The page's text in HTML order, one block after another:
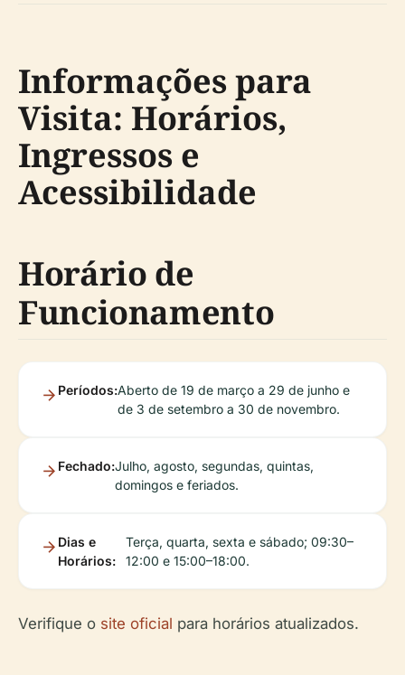
Informações para
Visita: Horários,
Ingressos e
Acessibilidade
Horário de
Funcionamento
Períodos:Aberto de 19 de março a 29 de junho e
de 3 de setembro a 30 de novembro.
Fechado:Julho, agosto, segundas, quintas,
domingos e feriados.
Dias e
Horários:
Terça, quarta, sexta e sábado; 09:30–
12:00 e 15:00–18:00.
Verifique o site oficial para horários atualizados.